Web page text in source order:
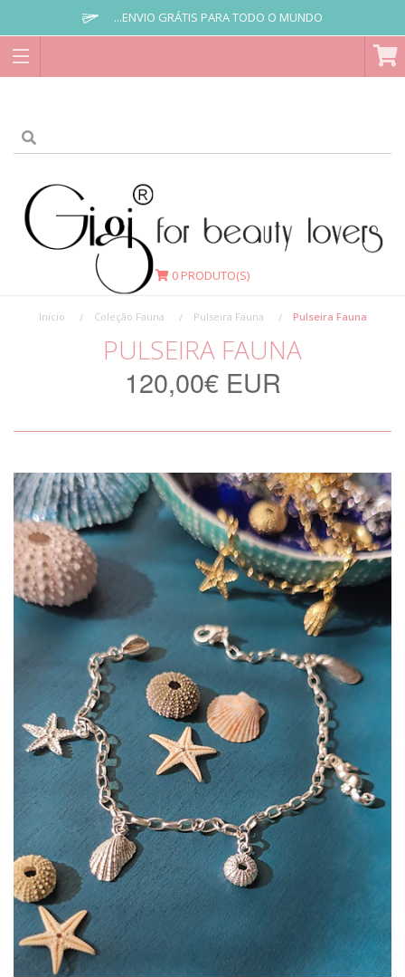
...ENVIO GRÁTIS PARA TODO O MUNDO
0 PRODUTO(S)
Início Coleção Fauna Pulseira Fauna Pulseira Fauna
PULSEIRA FAUNA
120,00€ EUR